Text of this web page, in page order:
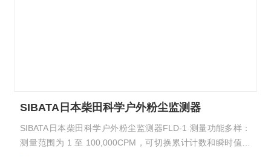
SIBATA日本柴田科学户外粉尘监测器
SIBATA日本柴田科学户外粉尘监测器FLD-1 测量功能多样：
测量范围为 1 至 100,000CPM，可切换累计计数和瞬时值显